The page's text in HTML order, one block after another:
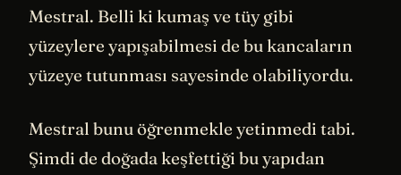
Mestral. Belli ki kumaş ve tüy gibi
yüzeylere yapışabilmesi de bu kancaların
yüzeye tutunması sayesinde olabiliyordu.
Mestral bunu öğrenmekle yetinmedi tabi.
Şimdi de doğada keşfettiği bu yapıdan